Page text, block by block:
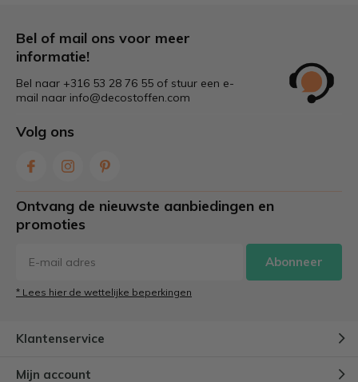
Kenmerken van retro
meubelstoffen
kenmerken:
Grafische en geometrische prints
Warme en opvallende kleurencombinaties
Vintage uitstraling met moderne kwaliteit
Door deze eigenschappen zijn retro stoffen ideaal voor
zowel klassieke als moderne interieurs.
Toepassingen van retro
Bel of mail ons voor meer
informatie!
Bel naar +316 53 28 76 55 of stuur een e-
mail naar info@decostoffen.com
Volg ons
Ontvang de nieuwste aanbiedingen en
promoties
Abonneer
* Lees hier de wettelijke beperkingen
Klantenservice
Mijn account